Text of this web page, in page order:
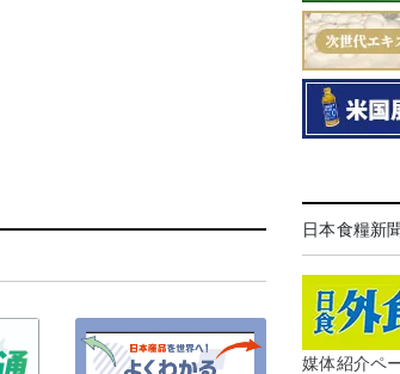
日本食糧新
媒体紹介ペ